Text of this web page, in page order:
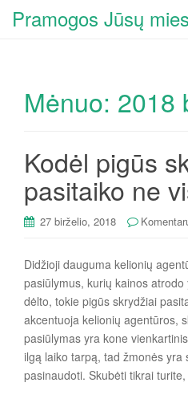
Pramogos Jūsų
Mėnuo: 2018
Kodėl pigūs
pasitaiko ne
27 birželio, 2018
Didžioji dauguma kelionių
pasiūlymus, kurių kainos
dėlto, tokie pigūs skrydžiai
akcentuoja kelionių agentūros,
pasiūlymas yra kone
ilgą laiko tarpą, tad žmonės yra
pasinaudoti. Skubėti tikrai